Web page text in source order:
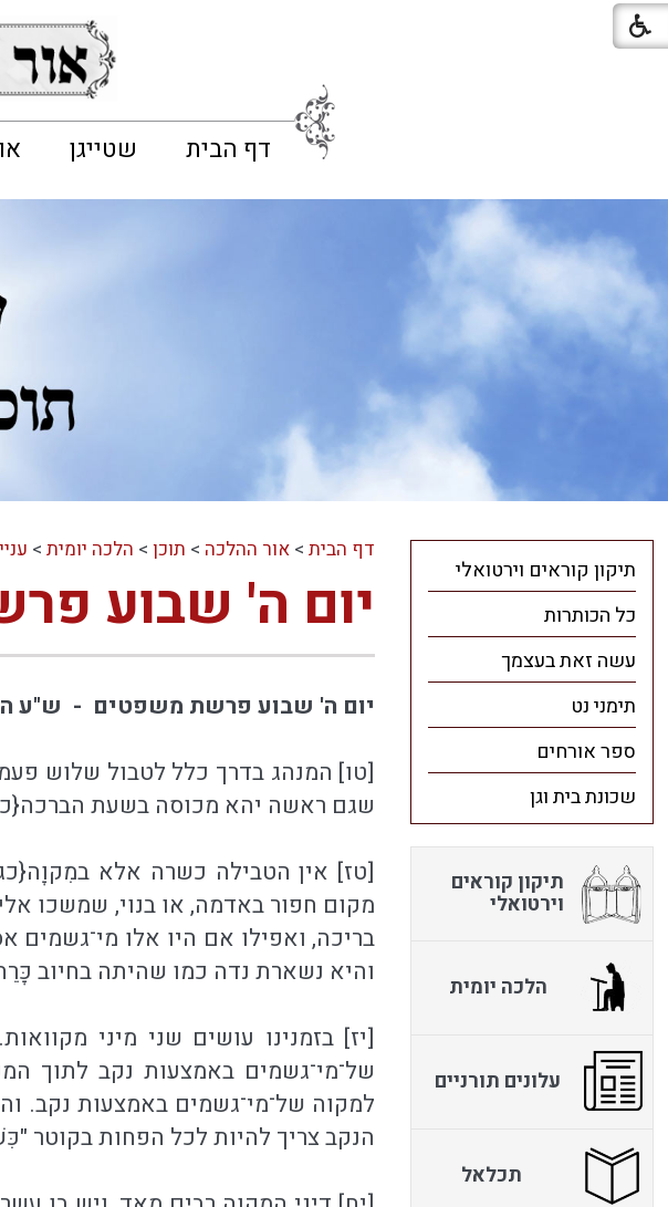
דף הבית שטייגן
דף הבית> אור ההלכה > תוכן> הלכה יומית>
יום ה' שבוע
יום ה' שבוע פרשת משפטים - ש"ע
[טו] המנהג בדרך כלל לטבול שלוש
שגם ראשה יהא מכוסה בשעת
[טז] אין הטבילה כשרה אלא
מקום חפור באדמה, או בנוי, שמשכו
בריכה, ואפילו אם היו אלו
והיא נשארת נדה כמו שהיתה בחיוב
[יז] בזמנינו עושים שני מיני
של־מי־גשמים באמצעות נקב לתוך
למקוה של־מי־גשמים באמצעות נקב.
הנקב צריך להיות לכל הפחות בקוטר "כִּשְׁפוֹפֶרֶת הַנּוֹד" (שהוא 4
תיקון קוראים וירטואלי
כל הכותרות
עשה זאת בעצמך
תימני נט
ספר אורחים
שכונת בית וגן
תיקון קוראים
וירטואלי
הלכה יומית
עלונים תורניים
תכלאל